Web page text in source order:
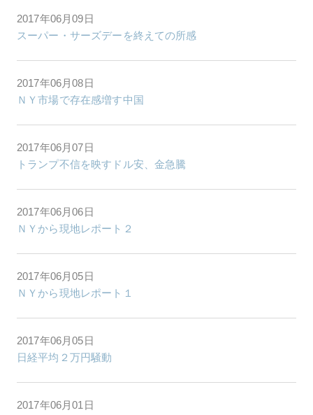
2017年06月09日
スーパー・サーズデーを終えての所感
2017年06月08日
ＮＹ市場で存在感増す中国
2017年06月07日
トランプ不信を映すドル安、金急騰
2017年06月06日
ＮＹから現地レポート２
2017年06月05日
ＮＹから現地レポート１
2017年06月05日
日経平均２万円騒動
2017年06月01日